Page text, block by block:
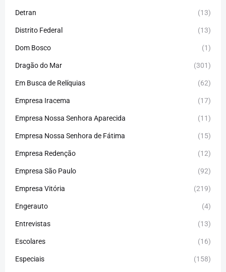
Detran (13)
Distrito Federal (13)
Dom Bosco (1)
Dragão do Mar (301)
Em Busca de Relíquias (62)
Empresa Iracema (17)
Empresa Nossa Senhora Aparecida (11)
Empresa Nossa Senhora de Fátima (15)
Empresa Redenção (12)
Empresa São Paulo (92)
Empresa Vitória (219)
Engerauto (4)
Entrevistas (13)
Escolares (16)
Especiais (158)